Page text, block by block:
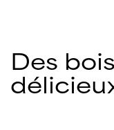
Des